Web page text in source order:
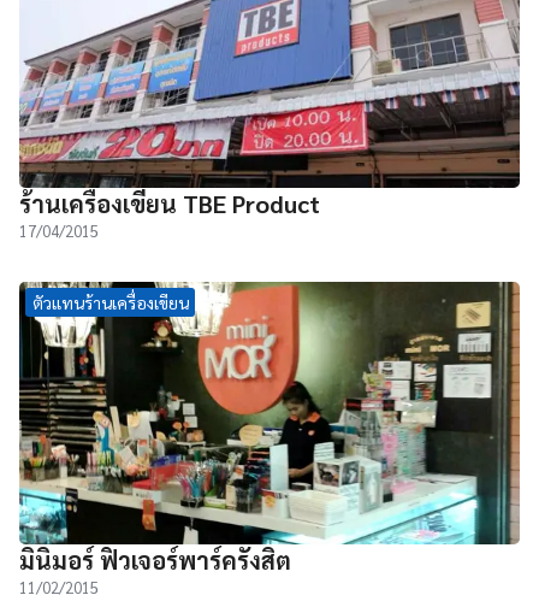
ร้านเครื่องเขียน TBE Product
17/04/2015
ตัวแทนร้านเครื่องเขียน
มินิมอร์ ฟิวเจอร์พาร์ครังสิต
11/02/2015